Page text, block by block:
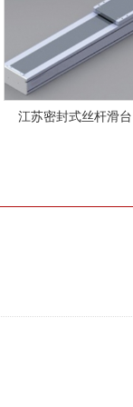
江苏密封式丝杆滑